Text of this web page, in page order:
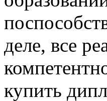
деле, все
купить